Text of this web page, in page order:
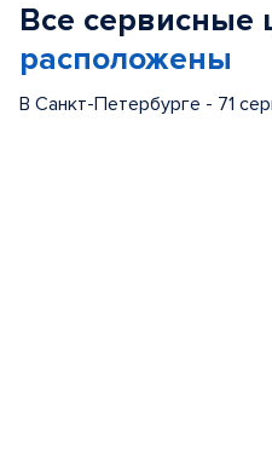
Все сервисные
расположены
В Санкт-Петербурге - 71